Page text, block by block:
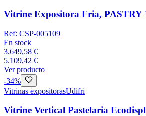
Vitrine Expositora Fria, PASTRY
Ref: CSP-005109
En stock
3.649,58 €
5.109,42 €
Ver producto
-34%
Vitrinas expositorasUdifri
Vitrine Vertical Pastelaria